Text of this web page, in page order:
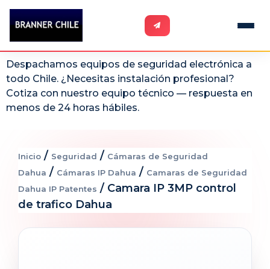
Despachamos equipos de seguridad electrónica a
todo Chile. ¿Necesitas instalación profesional?
Cotiza con nuestro equipo técnico — respuesta en
menos de 24 horas hábiles.
Inicio / Seguridad / Cámaras de Seguridad
Dahua / Cámaras IP Dahua / Camaras de Seguridad
Dahua IP Patentes / Camara IP 3MP control
de trafico Dahua